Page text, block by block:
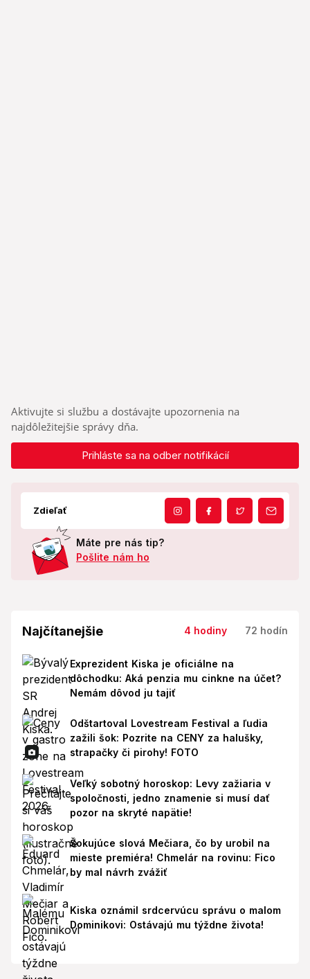
Aktivujte si službu a dostávajte upozornenia na
najdôležitejšie správy dňa.
Prihláste sa na odber notifikácií
Zdieľať
Máte pre nás tip?
Pošlite nám ho
Najčítanejšie 4 hodiny 72 hodín
Exprezident Kiska je oficiálne na
dôchodku: Aká penzia mu cinkne na účet?
Nemám dôvod ju tajiť
Odštartoval Lovestream Festival a ľudia
zažili šok: Pozrite na CENY za halušky,
strapačky či pirohy! FOTO
Veľký sobotný horoskop: Levy zažiaria v
spoločnosti, jedno znamenie si musí dať
pozor na skryté napätie!
Šokujúce slová Mečiara, čo by urobil na
mieste premiéra! Chmelár na rovinu: Fico
by mal návrh zvážiť
Kiska oznámil srdcervúcu správu o malom
Dominikovi: Ostávajú mu týždne života!